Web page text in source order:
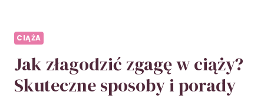
CIĄŻA
Jak złagodzić zgagę w ciąży?
Skuteczne sposoby i porady